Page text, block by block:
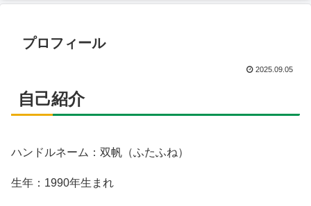
プロフィール
2025.09.05
自己紹介
ハンドルネーム：双帆（ふたふね）
生年：1990年生まれ